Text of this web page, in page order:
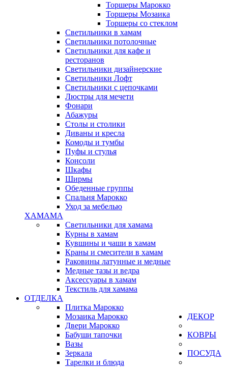
Торшеры Марокко
Торшеры Мозаика
Торшеры со стеклом
Светильники в хамам
Светильники потолочные
Светильники для кафе и
ресторанов
Светильники дизайнерские
Светильники Лофт
Светильники с цепочками
Люстры для мечети
Фонари
Абажуры
Столы и столики
Диваны и кресла
Комоды и тумбы
Пуфы и стулья
Консоли
Шкафы
Ширмы
Обеденные группы
Спальня Марокко
Уход за мебелью
ХАМАМА
Светильники для хамама
Курны в хамам
Кувшины и чаши в хамам
Краны и смесители в хамам
Раковины латунные и медные
Медные тазы и ведра
Аксессуары в хамам
Текстиль для хамама
ОТДЕЛКА
Плитка Марокко
Мозаика Марокко
Двери Марокко
ДЕКОР
Бабуши тапочки
Вазы
Зеркала
Тарелки и блюда
КОВРЫ
ПОСУДА